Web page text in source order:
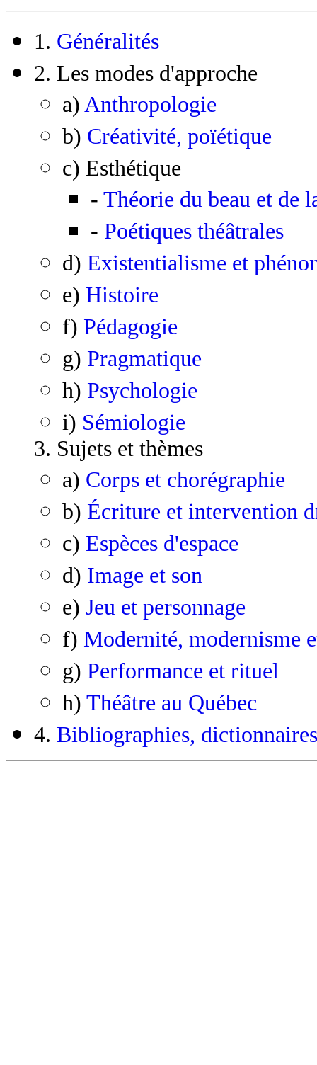
1. Généralités
2. Les modes d'approche
a) Anthropologie
b) Créativité, poïétique
c) Esthétique
- Théorie du beau et de
- Poétiques théâtrales
d) Existentialisme et
e) Histoire
f) Pédagogie
g) Pragmatique
h) Psychologie
i) Sémiologie
3. Sujets et thèmes
a) Corps et chorégraphie
b) Écriture et intervention
c) Espèces d'espace
d) Image et son
e) Jeu et personnage
f) Modernité, modernisme
g) Performance et rituel
h) Théâtre au Québec
4. Bibliographies,